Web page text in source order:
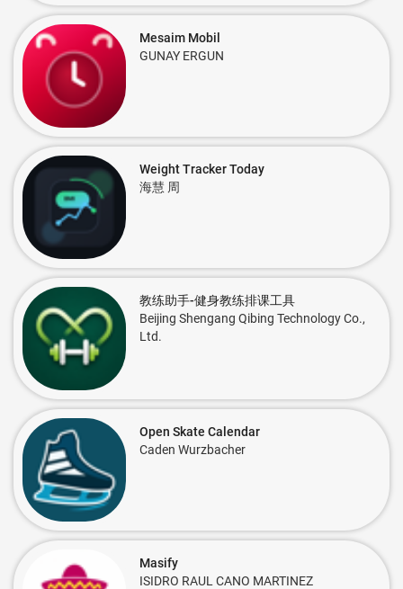
Mesaim Mobil
GUNAY ERGUN
Weight Tracker Today
海慧 周
教练助手-健身教练排课工具
Beijing Shengang Qibing Technology Co.,
Ltd.
Open Skate Calendar
Caden Wurzbacher
Masify
ISIDRO RAUL CANO MARTINEZ